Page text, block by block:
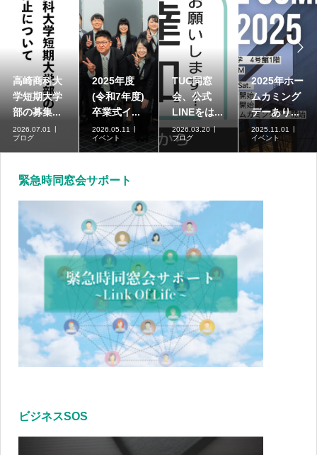

高崎商科大
学短期大学
部の募集...
2026.07.01
ブログ
2025年度
(令和7年度)
卒業式イ...
2026.05.11
イベント
TUC同窓
会、公式
LINEをは...
2026.03.20
ブログ
2025年ホー
ムカミング
デーあり...
2025.11.01
イベント

緊急時同窓会サポート
ビジネスSOS